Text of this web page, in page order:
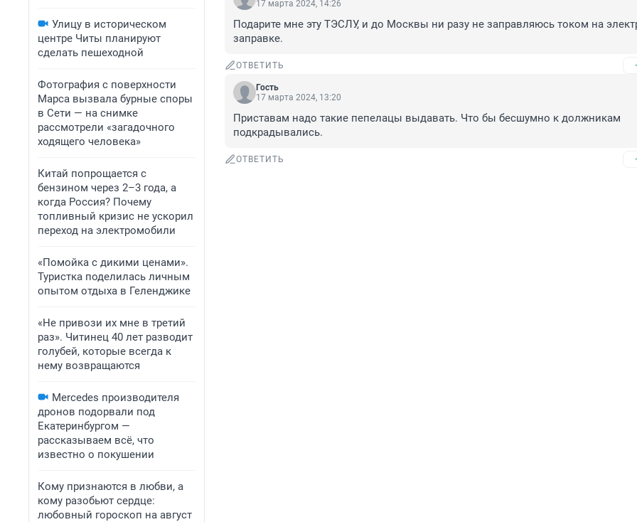
Улицу в историческом
центре Читы планируют
сделать пешеходной
Фотография с поверхности
Марса вызвала бурные споры
в Сети — на снимке
рассмотрели «загадочного
ходящего человека»
Китай попрощается с
бензином через 2–3 года, а
когда Россия? Почему
топливный кризис не ускорил
переход на электромобили
«Помойка с дикими ценами».
Туристка поделилась личным
опытом отдыха в Геленджике
«Не привози их мне в третий
раз». Читинец 40 лет разводит
голубей, которые всегда к
нему возвращаются
Mercedes производителя
дронов подорвали под
Екатеринбургом —
рассказываем всё, что
известно о покушении
Кому признаются в любви, а
кому разобьют сердце:
любовный гороскоп на август
17 марта 2024, 14:26
Подарите мне эту ТЭСЛУ, и до Москвы ни разу не заправляюсь током на
заправке.
ОТВЕТИТЬ
Гость
17 марта 2024, 13:20
Приставам надо такие пепелацы выдавать. Что бы бесшумно к должникам
подкрадывались.
ОТВЕТИТЬ